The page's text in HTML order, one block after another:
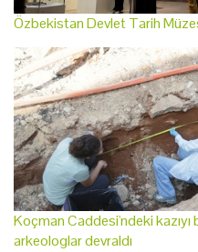
Özbekistan Devlet Tarih
Koçman Caddesi'ndeki kazıyı
arkeologlar devraldı